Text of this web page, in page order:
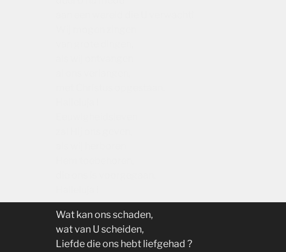
Wat kan ons schaden,
wat van U scheiden,
Liefde die ons hebt liefgehad ?